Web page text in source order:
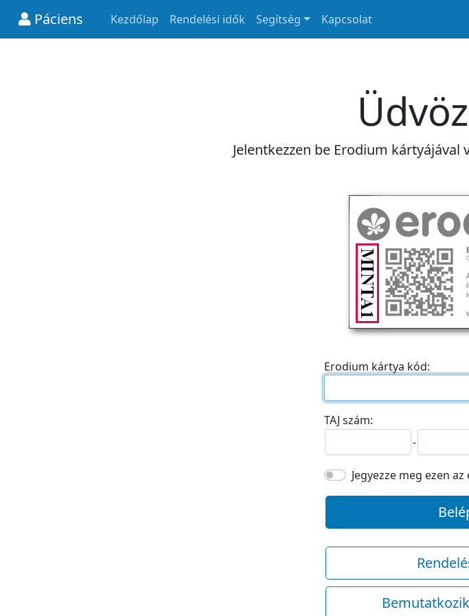
Páciens Kezdőlap Rendelési idők Segítség Kapcsolat
Jelentkezzen be Erodium
Erodium kártya kód:
TAJ szám:
-
Jegyezze meg ezen